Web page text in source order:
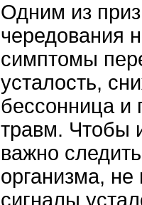
Одним из
чередования
симптомы
усталость,
бессонница и
травм. Чтобы
важно
организма, не
сигналы